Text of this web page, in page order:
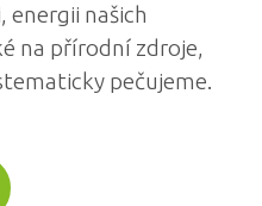
energii našich
na přírodní zdroje,
pečujeme.